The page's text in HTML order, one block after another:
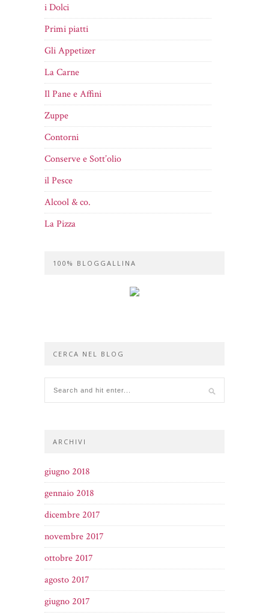
i Dolci
Primi piatti
Gli Appetizer
La Carne
Il Pane e Affini
Zuppe
Contorni
Conserve e Sott’olio
il Pesce
Alcool & co.
La Pizza
100% BLOGGALLINA
CERCA NEL BLOG
ARCHIVI
giugno 2018
gennaio 2018
dicembre 2017
novembre 2017
ottobre 2017
agosto 2017
giugno 2017